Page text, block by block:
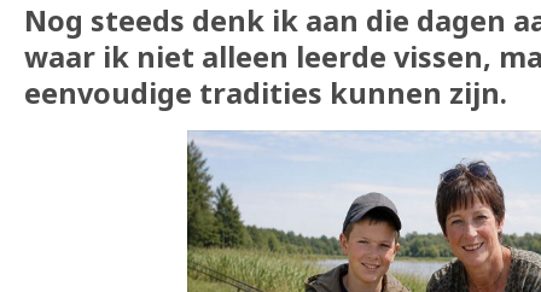
Nog steeds denk ik aan die dagen
waar ik niet alleen leerde vissen,
eenvoudige tradities kunnen zijn.